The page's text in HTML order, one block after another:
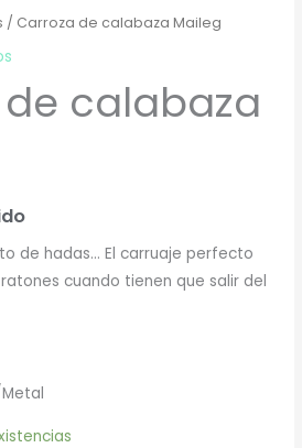
/ Carroza de calabaza Maileg
calabaza
de hadas… El carruaje perfecto
cuando tienen que salir del